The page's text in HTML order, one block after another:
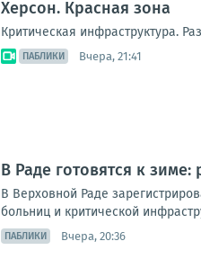
Херсон. Красная зона
Критическая инфраструктура.
ПАБЛИКИ Вчера, 21:41
В Раде готовятся к
В Верховной Раде
больниц и критической
ПАБЛИКИ Вчера, 20:36